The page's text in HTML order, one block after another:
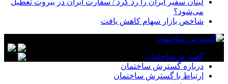
لبنان سفیر ایران را رد کرد / سفارت ایران در بیروت تعطیل
می‌شود؟
شاخص بازار سهام کاهش یافت
گسترش‌ساختمان
درباره گسترش ساختمان
ارتباط با گسترش ساختمان